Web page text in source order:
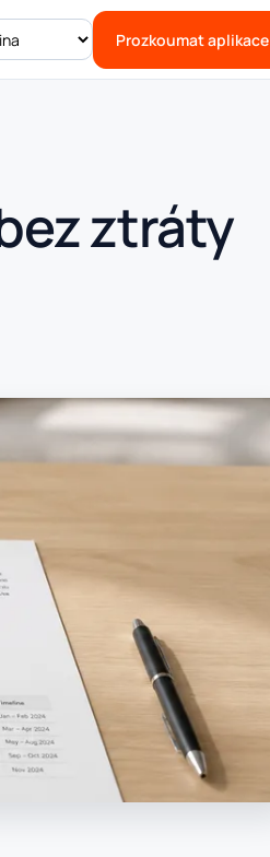
Prozkoumat aplikace
ztráty